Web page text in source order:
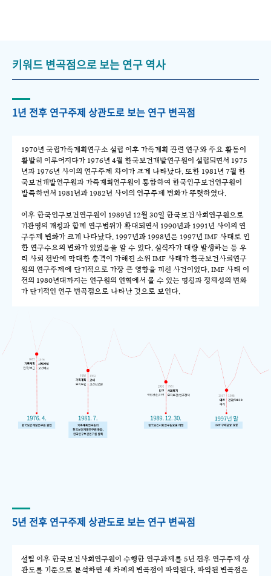
키워드 변곡점으로 보는 연구 역사
1년 전후 연구주제 상관도로 보는 연구 변곡점
1970년 국립가족계획연구소 설립 이후 가족계획 관련 연구와 주요 활동이
활발히 이루어지다가 1976년 4월 한국보건개발연구원이 설립되면서 1975
년과 1976년 사이의 연구주제 차이가 크게 나타났다. 또한 1981년 7월 한
국보건개발연구원과 가족계획연구원이 통합하여 한국인구보건연구원이
발족하면서 1981년과 1982년 사이의 연구주제 변화가 뚜렷하였다.
이후 한국인구보건연구원이 1989년 12월 30일 한국보건사회연구원으로
기관명의 개칭과 함께 연구범위가 확대되면서 1990년과 1991년 사이의 연
구주제 변화가 크게 나타났다. 1997년과 1998년은 1997년 IMF 사태로 인
한 연구수요의 변화가 있었음을 알 수 있다. 실직자가 대량 발생하는 등 우
리 사회 전반에 막대한 충격이 가해진 소위 IMF 사태가 한국보건사회연구
원의 연구주제에 단기적으로 가장 큰 영향을 끼친 사건이었다. IMF 사태 이
전의 1980년대까지는 연구원의 연혁에서 볼 수 있는 명칭과 정체성의 변화
가 단기적인 연구 변곡점으로 나타난 것으로 보인다.
5년 전후 연구주제 상관도로 보는 연구 변곡점
설립 이후 한국보건사회연구원이 수행한 연구과제를 5년 전후 연구주제 상
관도를 기준으로 분석하면 세 차례의 변곡점이 파악된다. 파악된 변곡점은